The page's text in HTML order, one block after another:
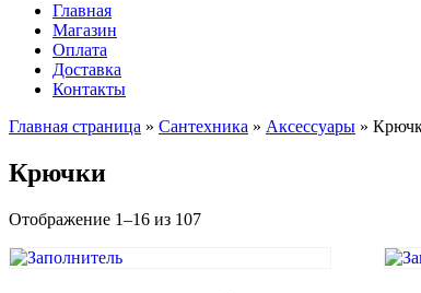
Главная
Магазин
Оплата
Доставка
Контакты
Главная страница » Сантехника » Аксессуары »
Крючки
Отображение 1–16 из 107Сортировка: